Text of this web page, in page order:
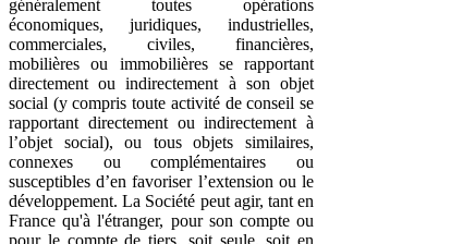
généralement toutes opérations
économiques, juridiques, industrielles,
commerciales, civiles, financières,
mobilières ou immobilières se rapportant
directement ou indirectement à son objet
social (y compris toute activité de conseil se
rapportant directement ou indirectement à
l’objet social), ou tous objets similaires,
connexes ou complémentaires ou
susceptibles d’en favoriser l’extension ou le
développement. La Société peut agir, tant en
France qu'à l'étranger, pour son compte ou
pour le compte de tiers, soit seule, soit en